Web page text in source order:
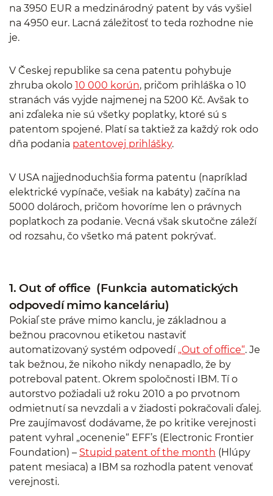
na 3950 EUR a medzinárodný patent by vás vyšiel
na 4950 eur. Lacná záležitosť to teda rozhodne nie
je.
V Českej republike sa cena patentu pohybuje
zhruba okolo 10 000 korún, pričom prihláška o 10
stranách vás vyjde najmenej na 5200 Kč. Avšak to
ani zďaleka nie sú všetky poplatky, ktoré sú s
patentom spojené. Platí sa taktiež za každý rok odo
dňa podania patentovej prihlášky.
V USA najjednoduchšia forma patentu (napríklad
elektrické vypínače, vešiak na kabáty) začína na
5000 dolároch, pričom hovoríme len o právnych
poplatkoch za podanie. Vecná však skutočne záleží
od rozsahu, čo všetko má patent pokrývať.
1. Out of office (Funkcia automatických
odpovedí mimo kanceláriu)
Pokiaľ ste práve mimo kanclu, je základnou a
bežnou pracovnou etiketou nastaviť
automatizovaný systém odpovedí „Out of office“. Je
tak bežnou, že nikoho nikdy nenapadlo, že by
potreboval patent. Okrem spoločnosti IBM. Tí o
autorstvo požiadali už roku 2010 a po prvotnom
odmietnutí sa nevzdali a v žiadosti pokračovali ďalej.
Pre zaujímavosť dodávame, že po kritike verejnosti
patent vyhral „ocenenie“ EFF’s (Electronic Frontier
Foundation) – Stupid patent of the month (Hlúpy
patent mesiaca) a IBM sa rozhodla patent venovať
verejnosti.